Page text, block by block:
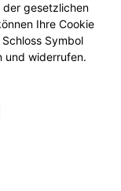
über das
Dienst
BCF GmbH
der
einen
automatisierte,
Das CAPTCHA
der gesetzlichen
Ihre Cookie
Symbol
und widerrufen.